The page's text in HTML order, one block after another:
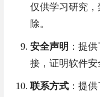
仅供学习研究，
除。
安全声明 ：提
接，证明软件安
联系方式 ：提